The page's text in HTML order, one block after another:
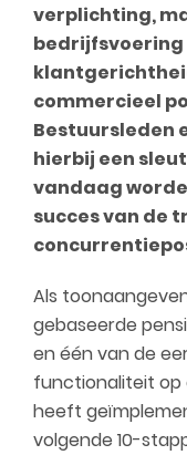
verplichting,
bedrijfsvoering
commercieel
Bestuursleden
hierbij een
vandaag
succes van de
Als
gebaseerde
en één van de
functionaliteit op
heeft
volgende 10-